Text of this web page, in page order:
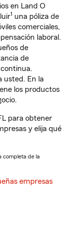
en Land O
1 una póliza de
comerciales,
laboral.
de
de
usted. En la
los productos
para obtener
y elija qué
completa de la
empresas